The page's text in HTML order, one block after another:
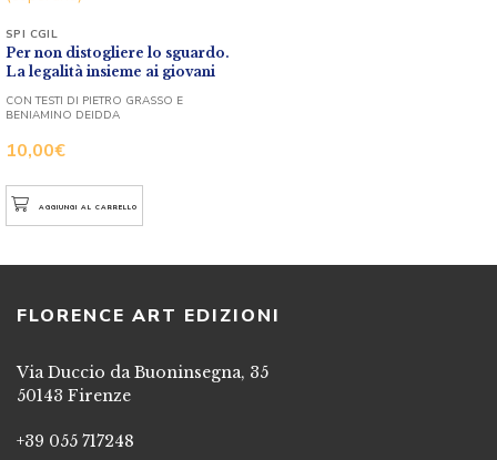
Per non distogliere lo sguardo.
La legalità insieme ai giovani
10,00€
SPI CGIL
CON TESTI DI PIETRO GRASSO E
BENIAMINO DEIDDA
AGGIUNGI AL CARRELLO
FLORENCE ART EDIZIONI
Via Duccio da Buoninsegna, 35
50143 Firenze
+39 055 717248